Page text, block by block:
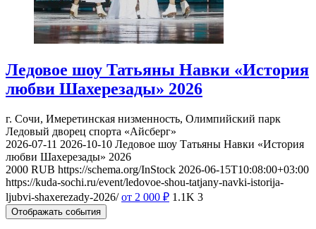
Ледовое шоу Татьяны Навки «История
любви Шахерезады» 2026
г. Сочи, Имеретинская низменность, Олимпийский парк
Ледовый дворец спорта «Айсберг»
2026-07-11 2026-10-10 Ледовое шоу Татьяны Навки «История
любви Шахерезады» 2026
2000 RUB https://schema.org/InStock 2026-06-15T10:08:00+03:00
https://kuda-sochi.ru/event/ledovoe-shou-tatjany-navki-istorija-
ljubvi-shaxerezady-2026/ от 2 000 ₽ 1.1K 3
Отображать события